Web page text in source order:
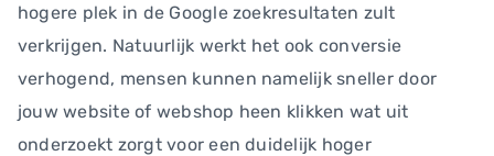
hogere plek in de Google zoekresultaten zult
verkrijgen. Natuurlijk werkt het ook conversie
verhogend, mensen kunnen namelijk sneller door
jouw website of webshop heen klikken wat uit
onderzoekt zorgt voor een duidelijk hoger